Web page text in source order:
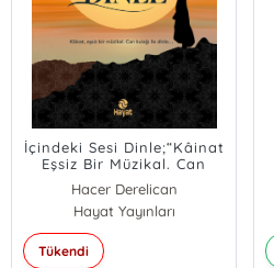
İçindeki Sesi Dinle;“Kâinat
Eşsiz Bir Müzikal. Can
Kulağı ile Dinle…”
Hacer Derelican
Hayat Yayınları
Tükendi